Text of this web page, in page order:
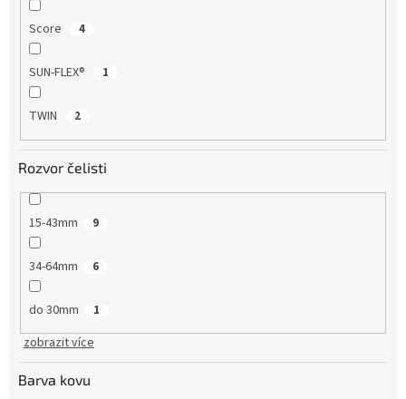
Score 4
SUN-FLEX® 1
TWIN 2
Rozvor čelisti
15-43mm 9
34-64mm 6
do 30mm 1
zobrazit více
Barva kovu